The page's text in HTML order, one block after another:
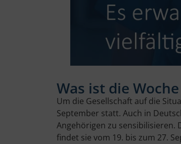
Was ist die
Um die Gesellschaft auf die
September statt. Auch in
Angehörigen zu sensibilisieren.
findet sie vom 19. bis zum 27.